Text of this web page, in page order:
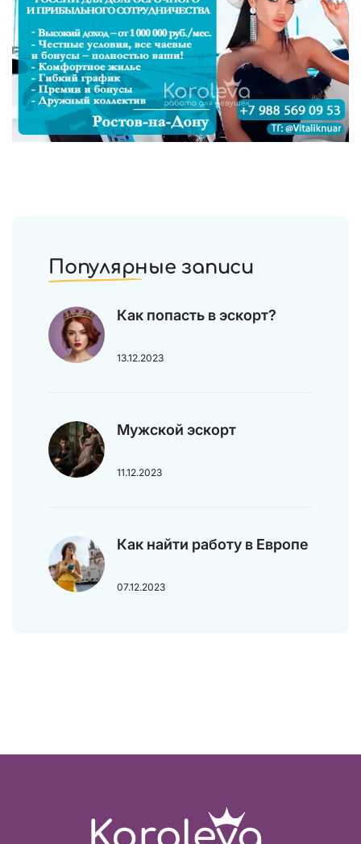
Популярные записи
Как попасть в эскорт?
13.12.2023
Мужской эскорт
11.12.2023
Как найти работу в Европе
07.12.2023